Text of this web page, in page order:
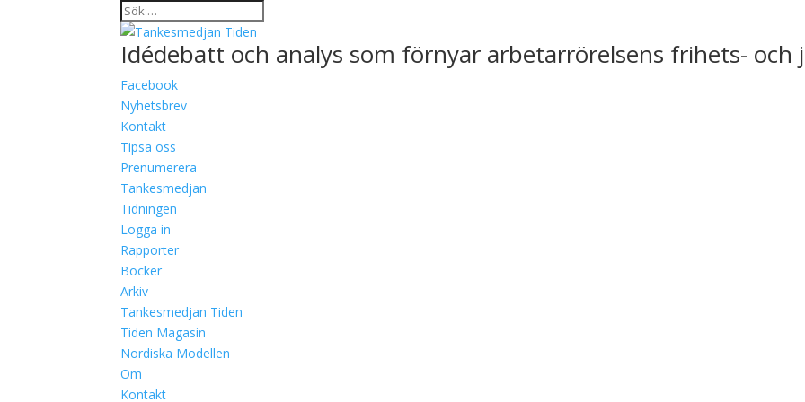
Idédebatt och analys som förnyar arbetarrörelsens frihets- och
Facebook
Nyhetsbrev
Kontakt
Tipsa oss
Prenumerera
Tankesmedjan
Tidningen
Logga in
Rapporter
Böcker
Arkiv
Tankesmedjan Tiden
Tiden Magasin
Nordiska Modellen
Om
Kontakt